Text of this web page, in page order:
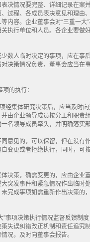
决情况要完整、详细记录在案
过程、各成员表决意见和理由
内容。企业董事会对“三重一大”
执行单位和人员。各企业要做
数人临时决定的事项，应在事
决策情况负责，董事会应当在
的执行：
经集体研究决策后，应当及时
由企业领导成员按分工和职责
名领导成员牵头，并明确落实部
意见的，可以保留，但在没有
变更或者拒绝执行，同时，可
决策，确需变更的，应由企业
突发事件和紧急情况作出临时
完成事项如需重新作出决策的
”事项决策执行情况监督反馈制
失误纠错改正机制和责任追究
况，及时向董事会报告。